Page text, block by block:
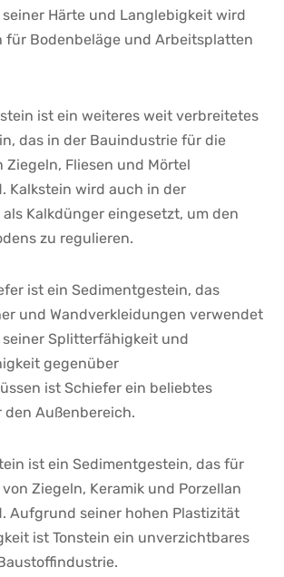
Härte⁤ und Langlebigkeit wird
für Bodenbeläge und Arbeitsplatten
ist ein weiteres weit ‍verbreitetes
das in der Bauindustrie für​ die
Ziegeln, Fliesen und Mörtel
Kalkstein ‍wird auch in ‌der
Kalkdünger eingesetzt,⁢ um den
zu regulieren.
⁤ist ein Sedimentgestein, ⁤das⁣
und Wandverkleidungen verwendet
⁢Splitterfähigkeit und
gegenüber
ist Schiefer ein beliebtes
Außenbereich.
ist ein Sedimentgestein, das für
Ziegeln, Keramik und Porzellan
Aufgrund seiner hohen‍ Plastizität
ist Tonstein ein unverzichtbares